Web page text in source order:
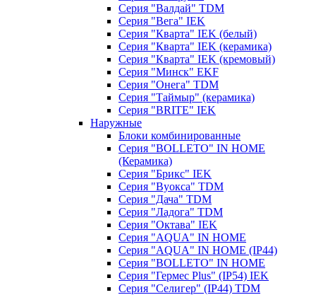
Серия "Валдай" TDM
Серия "Вега" IEK
Серия "Кварта" IEK (белый)
Серия "Кварта" IEK (керамика)
Серия "Кварта" IEK (кремовый)
Серия "Минск" EKF
Серия "Онега" TDM
Серия "Таймыр" (керамика)
Серия "BRITE" IEK
Наружные
Блоки комбинированные
Серия "BОLLETO" IN HOME
(Керамика)
Серия "Брикс" IEK
Серия "Вуокса" TDM
Серия "Дача" TDM
Серия "Ладога" TDM
Серия "Октава" IEK
Серия "AQUA" IN HOME
Серия "AQUA" IN HOME (IP44)
Серия "BОLLETO" IN HOME
Серия "Гермес Plus" (IP54) IEK
Серия "Селигер" (IP44) TDM